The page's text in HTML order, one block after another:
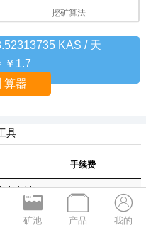
挖矿算法
KAS / 天
￥1.7
算器
具
手续费
in table
完整信息，

矿池

产品

我的